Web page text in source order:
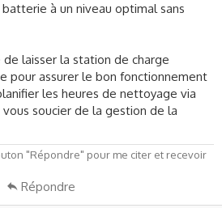
à un niveau optimal sans
laisser la station de charge
pour assurer le bon fonctionnement
les heures de nettoyage via
soucier de la gestion de la
"Répondre" pour me citer et recevoir
Répondre